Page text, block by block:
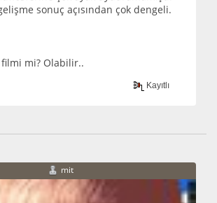
sonuç açısından çok dengeli.
mi? Olabilir..
Kayıtlı
mit